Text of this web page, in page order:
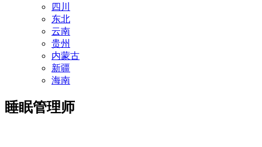
四川
东北
云南
贵州
内蒙古
新疆
海南
睡眠管理师